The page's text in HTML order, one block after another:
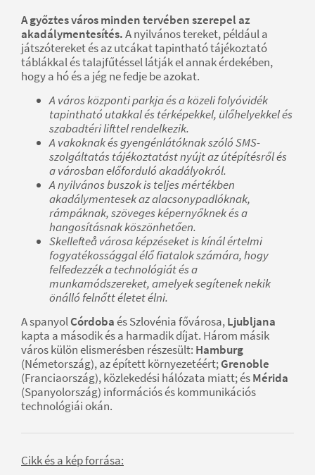
A győztes város minden tervében szerepel az
akadálymentesítés.A nyilvános tereket, például a
játszótereket és az utcákat tapintható tájékoztató
táblákkal és talajfűtéssel látják el annak érdekében,
hogy a hó és a jég ne fedje be azokat.
A város központi parkja és a közeli folyóvidék
tapintható utakkal és térképekkel, ülőhelyekkel és
szabadtéri lifttel rendelkezik.
A vakoknak és gyengénlátóknak szóló SMS-
szolgáltatás tájékoztatást nyújt az útépítésről és
a városban előforduló akadályokról.
A nyilvános buszok is teljes mértékben
akadálymentesek az alacsonypadlóknak,
rámpáknak, szöveges képernyőknek és a
hangosításnak köszönhetően.
Skellefteå városa képzéseket is kínál értelmi
fogyatékossággal élő fiatalok számára, hogy
felfedezzék a technológiát és a
munkamódszereket, amelyek segítenek nekik
önálló felnőtt életet élni.
A spanyolCórdobaés Szlovénia fővárosa,Ljubljana
kapta a második és a harmadik díjat. Három másik
város külön elismerésben részesült: Hamburg
(Németország), az épített környezetéért;Grenoble
(Franciaország), közlekedési hálózata miatt; ésMérida
(Spanyolország) információs és kommunikációs
technológiái okán.
Cikk és a kép forrása: